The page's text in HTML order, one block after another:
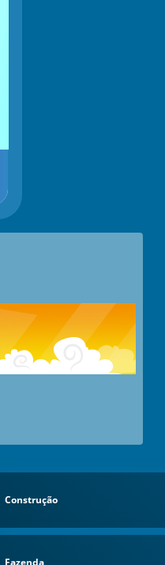
Construção
Fazenda